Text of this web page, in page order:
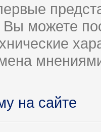
Вы можете
на сайте